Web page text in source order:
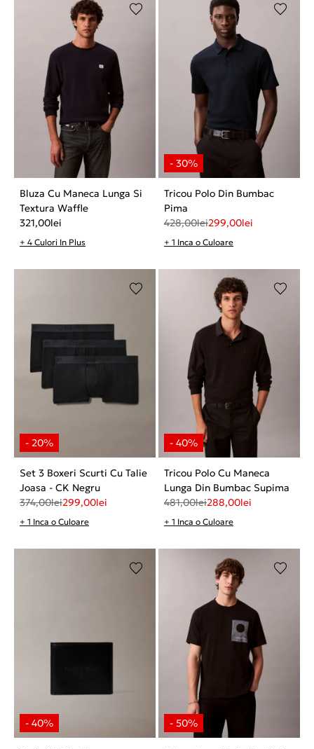
Bluza Cu Maneca Lunga Si
Textura Waffle
321,00lei
+ 4 Culori In Plus
Tricou Polo Din Bumbac
Pima
428,00lei299,00lei
+ 1 Inca o Culoare
Set 3 Boxeri Scurti Cu Talie
Joasa - CK Negru
374,00lei299,00lei
+ 1 Inca o Culoare
Tricou Polo Cu Maneca
Lunga Din Bumbac Supima
481,00lei288,00lei
+ 1 Inca o Culoare